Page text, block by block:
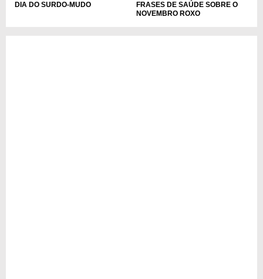
DIA DO SURDO-MUDO
FRASES DE SAÚDE SOBRE O
NOVEMBRO ROXO